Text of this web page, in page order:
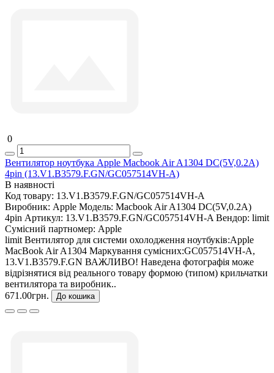
0
Вентилятор ноутбука Apple Macbook Air A1304 DC(5V,0.2A)
4pin (13.V1.B3579.F.GN/GC057514VH-A)
В наявності
Код товару: 13.V1.B3579.F.GN/GC057514VH-A
Виробник: Apple Модель: Macbook Air A1304 DC(5V,0.2A)
4pin Артикул: 13.V1.B3579.F.GN/GC057514VH-A Вендор: limit
Сумісний партномер: Apple
limit Вентилятор для системи охолодження ноутбуків:Apple
MacBook Air A1304 Маркування сумісних:GC057514VH-A,
13.V1.B3579.F.GN ВАЖЛИВО! Наведена фотографія може
відрізнятися від реального товару формою (типом) крильчатки
вентилятора та виробник..
671.00грн.
До кошика